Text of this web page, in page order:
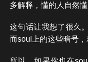
多解释，懂的人自然懂
这句话让我想了很久
而soul上的这些暗号